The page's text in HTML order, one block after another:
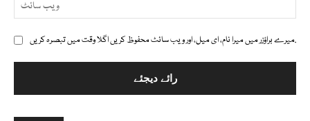
میرے براؤزر میں میرا نام، ای میل، اور ویب سائٹ محفوظ کریں اگلا وقت میں تبصرہ کریں.